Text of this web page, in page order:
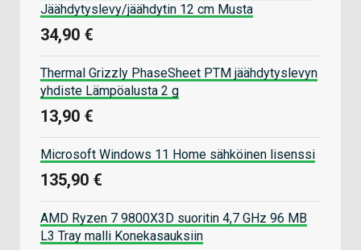
Jäähdytyslevy/jäähdytin 12 cm Musta
34,90 €
Thermal Grizzly PhaseSheet PTM jäähdytyslevyn
yhdiste Lämpöalusta 2 g
13,90 €
Microsoft Windows 11 Home sähköinen lisenssi
135,90 €
AMD Ryzen 7 9800X3D suoritin 4,7 GHz 96 MB
L3 Tray malli Konekasauksiin